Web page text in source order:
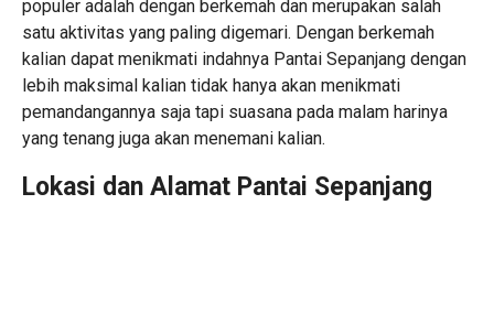
populer adalah dengan berkemah dan merupakan salah
satu aktivitas yang paling digemari. Dengan berkemah
kalian dapat menikmati indahnya Pantai Sepanjang dengan
lebih maksimal kalian tidak hanya akan menikmati
pemandangannya saja tapi suasana pada malam harinya
yang tenang juga akan menemani kalian.
Lokasi dan Alamat Pantai Sepanjang